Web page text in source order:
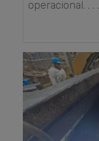
operacional. . . .